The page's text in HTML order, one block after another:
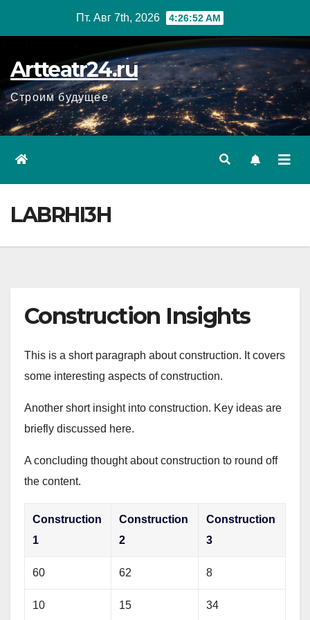
Пт. Авг 7th, 2026 4:26:54 AM
Artteatr24.ru
Строим будущее
LABRHI3H
Construction Insights
This is a short paragraph about construction. It covers
some interesting aspects of construction.
Another short insight into construction. Key ideas are
briefly discussed here.
A concluding thought about construction to round off
the content.
Construction
1
Construction
2
Construction
3
60 62 8
10 15 34